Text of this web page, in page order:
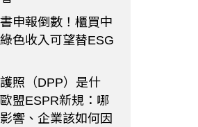
申報倒數！櫃買中
色收入可望替ESG
照（DPP）是什
盟ESPR新規：哪
響、企業該如何因